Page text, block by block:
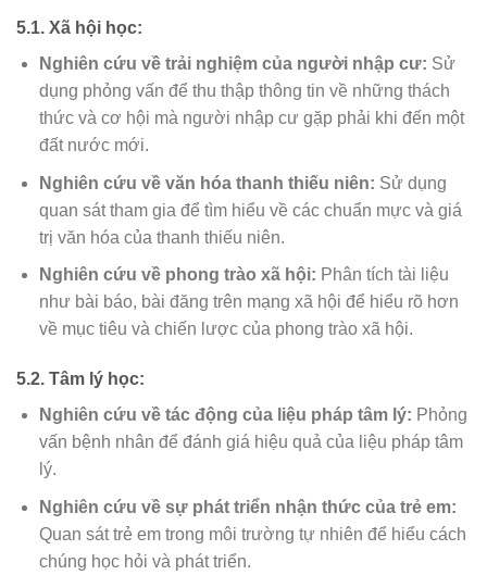
5.1. Xã hội học:
Nghiên cứu về trải nghiệm của người nhập cư: Sử
dụng phỏng vấn để thu thập thông tin về những thách
thức và cơ hội mà người nhập cư gặp phải khi đến một
đất nước mới.
Nghiên cứu về văn hóa thanh thiếu niên: Sử dụng
quan sát tham gia để tìm hiểu về các chuẩn mực và giá
trị văn hóa của thanh thiếu niên.
Nghiên cứu về phong trào xã hội: Phân tích tài liệu
như bài báo, bài đăng trên mạng xã hội để hiểu rõ hơn
về mục tiêu và chiến lược của phong trào xã hội.
5.2. Tâm lý học:
Nghiên cứu về tác động của liệu pháp tâm lý: Phỏng
vấn bệnh nhân để đánh giá hiệu quả của liệu pháp tâm
lý.
Nghiên cứu về sự phát triển nhận thức của trẻ em:
Quan sát trẻ em trong môi trường tự nhiên để hiểu cách
chúng học hỏi và phát triển.